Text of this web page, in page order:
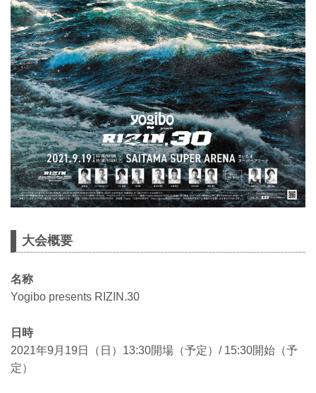
大会概要
名称
Yogibo presents RIZIN.30
日時
2021年9月19日（日）13:30開場（予定）/ 15:30開始（予
定）